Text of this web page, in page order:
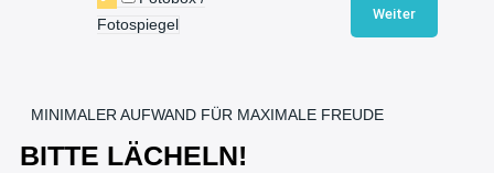
MINIMALER AUFWAND FÜR MAXIMALE FREUDE
BITTE LÄCHELN!
Fotospiegel
Weiter